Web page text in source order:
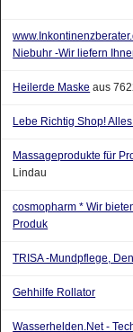
Niebuhr -Wir liefern
Heilerde Maske aus
Lebe Richtig Shop!
Massageprodukte für
Lindau
cosmopharm * Wir
Produk
TRISA -Mundpflege,
Gehhilfe Rollator
Wasserhelden.Net -